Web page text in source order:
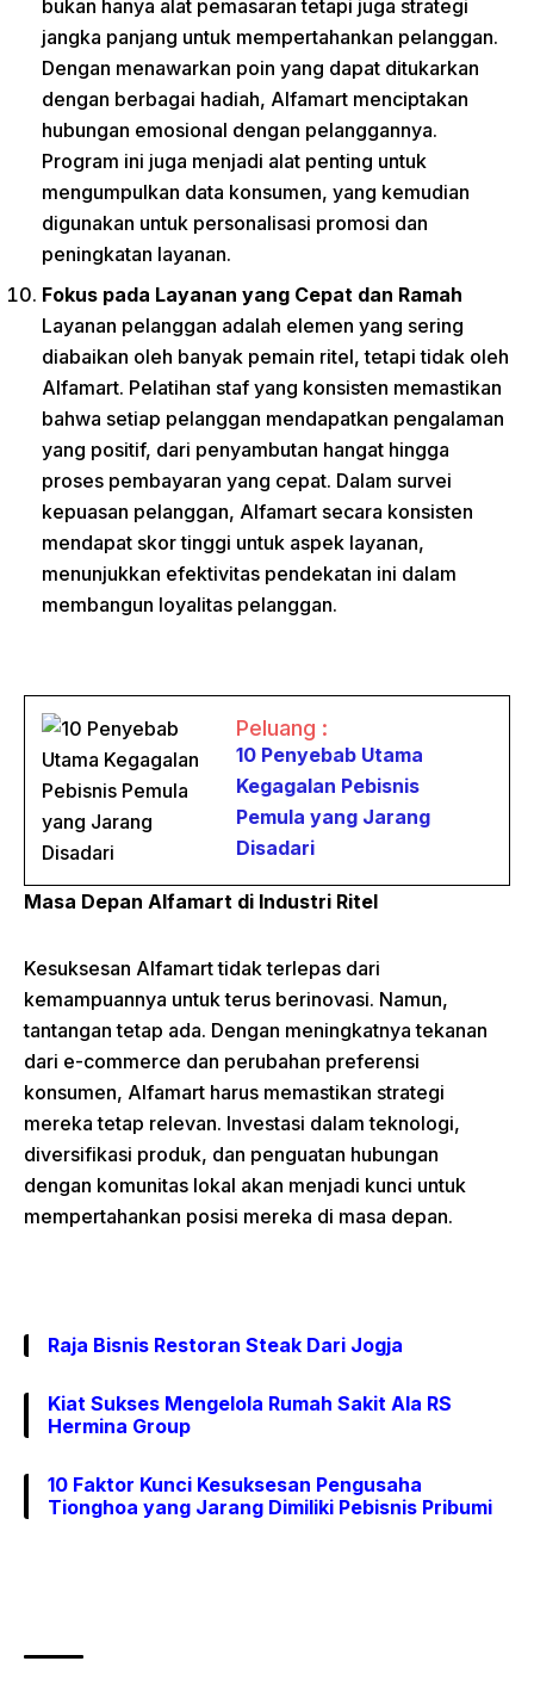
bukan hanya alat pemasaran tetapi juga strategi
jangka panjang untuk mempertahankan pelanggan.
Dengan menawarkan poin yang dapat ditukarkan
dengan berbagai hadiah, Alfamart menciptakan
hubungan emosional dengan pelanggannya.
Program ini juga menjadi alat penting untuk
mengumpulkan data konsumen, yang kemudian
digunakan untuk personalisasi promosi dan
peningkatan layanan.
Fokus pada Layanan yang Cepat dan Ramah
Layanan pelanggan adalah elemen yang sering
diabaikan oleh banyak pemain ritel, tetapi tidak oleh
Alfamart. Pelatihan staf yang konsisten memastikan
bahwa setiap pelanggan mendapatkan pengalaman
yang positif, dari penyambutan hangat hingga
proses pembayaran yang cepat. Dalam survei
kepuasan pelanggan, Alfamart secara konsisten
mendapat skor tinggi untuk aspek layanan,
menunjukkan efektivitas pendekatan ini dalam
membangun loyalitas pelanggan.
Peluang :
10 Penyebab Utama
Kegagalan Pebisnis
Pemula yang Jarang
Disadari
Masa Depan Alfamart di Industri Ritel
Kesuksesan Alfamart tidak terlepas dari
kemampuannya untuk terus berinovasi. Namun,
tantangan tetap ada. Dengan meningkatnya tekanan
dari e-commerce dan perubahan preferensi
konsumen, Alfamart harus memastikan strategi
mereka tetap relevan. Investasi dalam teknologi,
diversifikasi produk, dan penguatan hubungan
dengan komunitas lokal akan menjadi kunci untuk
mempertahankan posisi mereka di masa depan.
Raja Bisnis Restoran Steak Dari Jogja
Kiat Sukses Mengelola Rumah Sakit Ala RS
Hermina Group
10 Faktor Kunci Kesuksesan Pengusaha
Tionghoa yang Jarang Dimiliki Pebisnis Pribumi